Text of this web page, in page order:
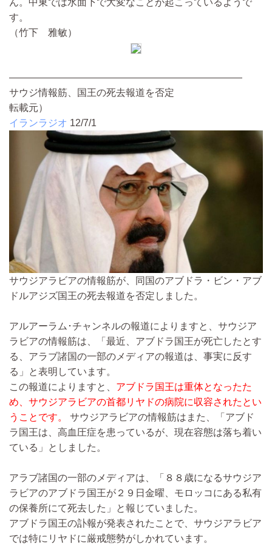
す。
（竹下 雅敏）
————————————————————————
サウジ情報筋、国王の死去報道を否定
転載元）
イランラジオ 12/7/1
サウジアラビアの情報筋が、同国のアブドラ・ビン・アブ
ドルアジズ国王の死去報道を否定しました。
アルアーラム･チャンネルの報道によりますと、サウジア
ラビアの情報筋は、「最近、アブドラ国王が死亡したとす
る、アラブ諸国の一部のメディアの報道は、事実に反す
る」と表明しています。
この報道によりますと、 アブドラ国王は重体となったた
め、サウジアラビアの首都リヤドの病院に収容されたとい
うことです。
サウジアラビアの情報筋はまた、「アブド
ラ国王は、高血圧症を患っているが、現在容態は落ち着い
ている」としました。
アラブ諸国の一部のメディアは、「８８歳になるサウジア
ラビアのアブドラ国王が２９日金曜、モロッコにある私有
の保養所にて死去した」と報じていました。
アブドラ国王の訃報が発表されたことで、サウジアラビア
では特にリヤドに厳戒態勢がしかれています。